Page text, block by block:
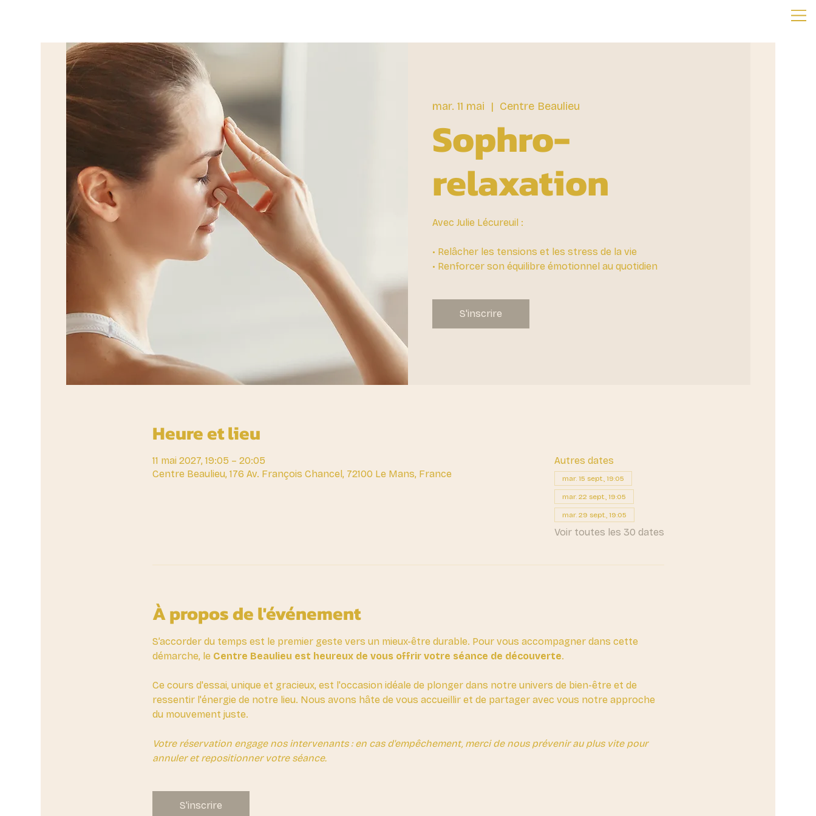
mar. 11 mai
  |
Centre Beaulieu
Sophro-
relaxation
Avec Julie Lécureuil :
• Relâcher les tensions et les stress de la vie
• Renforcer son équilibre émotionnel au quotidien
S'inscrire
Heure et lieu
11 mai 2027, 19:05 – 20:05
Centre Beaulieu, 176 Av. François Chancel, 72100 Le Mans, France
Autres dates
mar. 15 sept., 19:05
mar. 22 sept., 19:05
mar. 29 sept., 19:05
Voir toutes les 30 dates
À propos de l'événement
S’accorder du temps est le premier geste vers un mieux-être durable. Pour vous accompagner dans cette
démarche, le Centre Beaulieu est heureux de vous offrir votre séance de découverte.
Ce cours d'essai, unique et gracieux, est l'occasion idéale de plonger dans notre univers de bien-être et de
ressentir l'énergie de notre lieu. Nous avons hâte de vous accueillir et de partager avec vous notre approche
du mouvement juste.
Votre réservation engage nos intervenants : en cas d'empêchement, merci de nous prévenir au plus vite pour
annuler et repositionner votre séance.
S'inscrire